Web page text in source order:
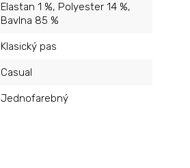
Elastan 1 %, Polyester 14 %,
Bavlna 85 %
Klasický pas
Casual
Jednofarebný